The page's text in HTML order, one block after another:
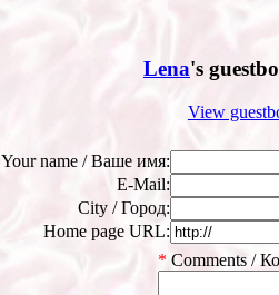
Lena's
View
Your name / Ваше имя:
E-Mail:
City / Город:
Home page URL:
* Comments /